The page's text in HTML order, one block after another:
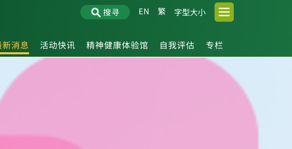
搜寻 EN 繁 字型大小
新消息 活动快讯 精神健康体验馆 自我评估 专栏